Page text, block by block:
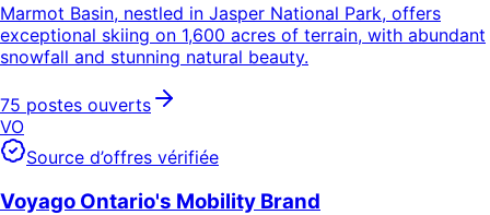
Marmot Basin, nestled in Jasper National Park, offers
exceptional skiing on 1,600 acres of terrain, with abundant
snowfall and stunning natural beauty.
75 postes ouverts
VO
Source d’offres vérifiée
Voyago Ontario's Mobility Brand